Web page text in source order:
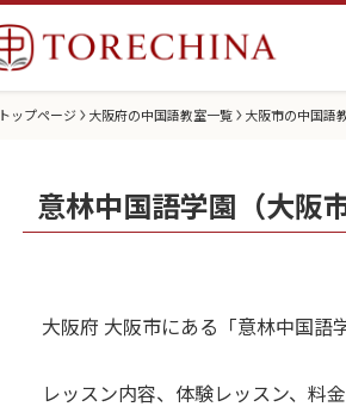
トップページ 大阪府の中国語教室一覧 大阪市の中国語
意林中国語学園（大阪市
大阪府 大阪市にある「意林中国語
レッスン内容、体験レッスン、料